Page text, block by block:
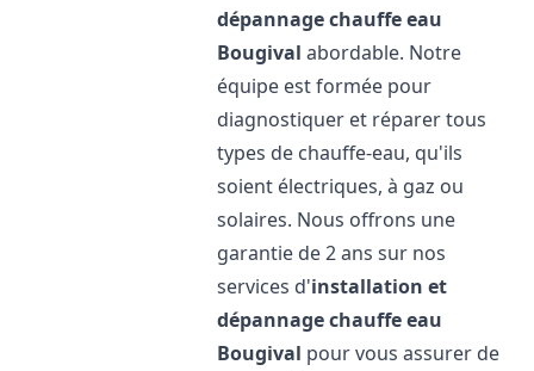
dépannage chauffe eau
Bougival abordable. Notre
équipe est formée pour
diagnostiquer et réparer tous
types de chauffe-eau, qu'ils
soient électriques, à gaz ou
solaires. Nous offrons une
garantie de 2 ans sur nos
services d'installation et
dépannage chauffe eau
Bougival pour vous assurer de